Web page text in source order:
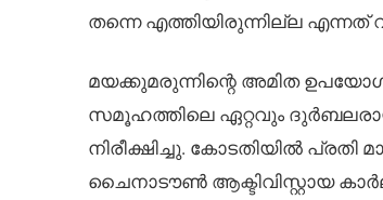
തന്നെ എത്തിയിരുന്നില്ല എന്നത്
മയക്കുമരുന്നിന്റെ അമിത
സമൂഹത്തിലെ ഏറ്റവും
നിരീക്ഷിച്ചു. കോടതിയിൽ
ചൈനാടൗൺ ആക്ടിവിസ്റ്റായ